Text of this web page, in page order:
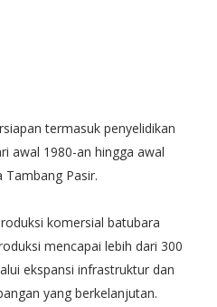
termasuk penyelidikan
awal 1980-an hingga awal
Tambang Pasir.
komersial batubara
mencapai lebih dari 300
ekspansi infrastruktur dan
yang berkelanjutan.